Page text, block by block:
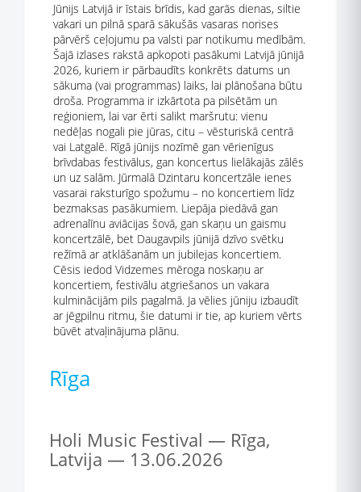
Jūnijs Latvijā ir īstais brīdis, kad garās dienas, siltie
vakari un pilnā sparā sākušās vasaras norises
pārvērš ceļojumu pa valsti par notikumu medībām.
Šajā izlases rakstā apkopoti pasākumi Latvijā jūnijā
2026, kuriem ir pārbaudīts konkrēts datums un
sākuma (vai programmas) laiks, lai plānošana būtu
droša. Programma ir izkārtota pa pilsētām un
reģioniem, lai var ērti salikt maršrutu: vienu
nedēļas nogali pie jūras, citu – vēsturiskā centrā
vai Latgalē. Rīgā jūnijs nozīmē gan vērienīgus
brīvdabas festivālus, gan koncertus lielākajās zālēs
un uz salām. Jūrmalā Dzintaru koncertzāle ienes
vasarai raksturīgo spožumu – no koncertiem līdz
bezmaksas pasākumiem. Liepāja piedāvā gan
adrenalīnu aviācijas šovā, gan skaņu un gaismu
koncertzālē, bet Daugavpils jūnijā dzīvo svētku
režīmā ar atklāšanām un jubilejas koncertiem.
Cēsis iedod Vidzemes mēroga noskaņu ar
koncertiem, festivālu atgriešanos un vakara
kulminācijām pils pagalmā. Ja vēlies jūniju izbaudīt
ar jēgpilnu ritmu, šie datumi ir tie, ap kuriem vērts
būvēt atvaļinājuma plānu.
Rīga
Holi Music Festival — Rīga,
Latvija — 13.06.2026